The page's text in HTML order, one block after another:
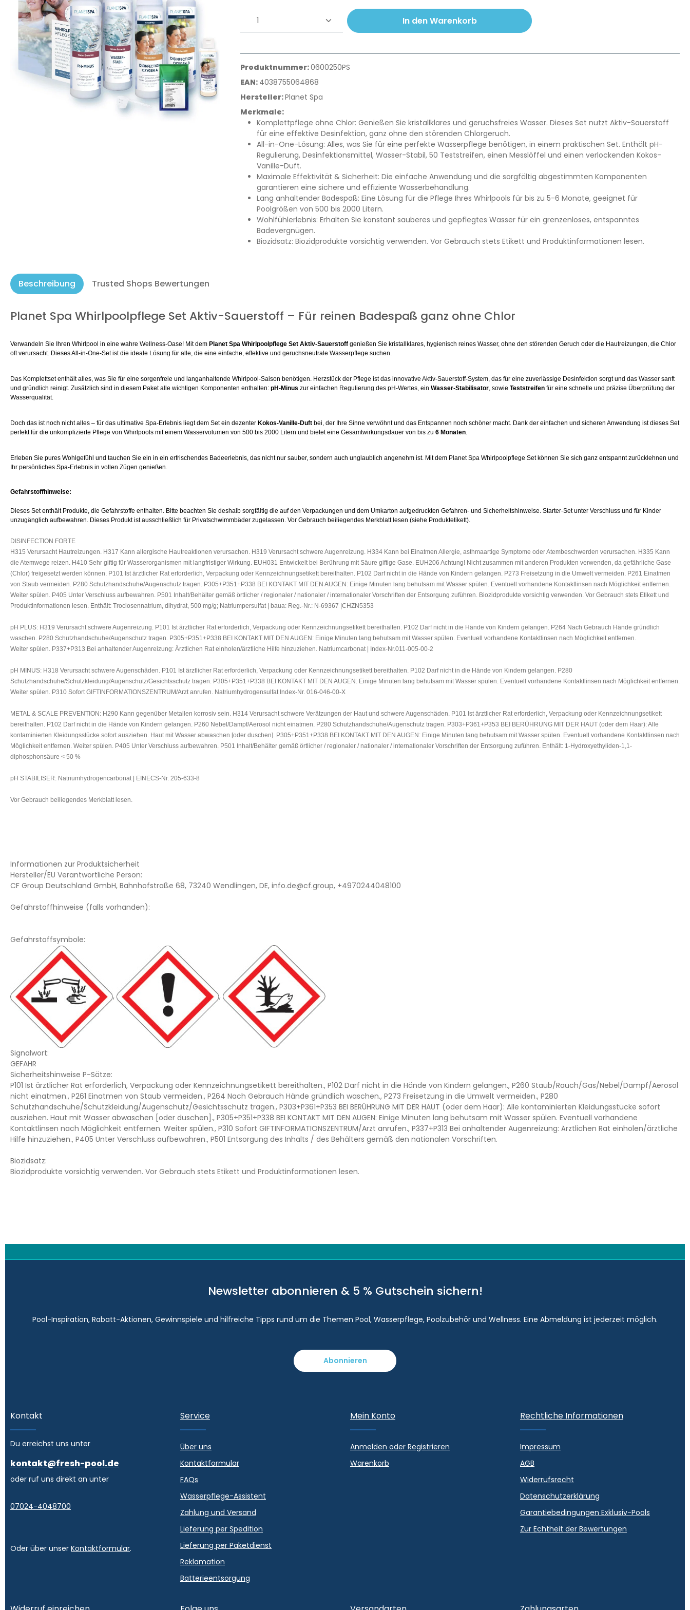
Produkt Anzahl: Gib den gewünschten Wert ein oder benutze die
In den Warenkorb
Produktnummer:0600250PS
EAN: 4038755064868
Hersteller:Planet Spa
Merkmale:
Komplettpflege ohne Chlor: Genießen Sie kristallklares und geruchsfreies Wasser. Dieses Set nutzt Aktiv-Sauerstoff
für eine effektive Desinfektion, ganz ohne den störenden Chlorgeruch.
All-in-One-Lösung: Alles, was Sie für eine perfekte Wasserpflege benötigen, in einem praktischen Set. Enthält pH-
Regulierung, Desinfektionsmittel, Wasser-Stabil, 50 Teststreifen, einen Messlöffel und einen verlockenden Kokos-
Vanille-Duft.
Maximale Effektivität & Sicherheit: Die einfache Anwendung und die sorgfältig abgestimmten Komponenten
garantieren eine sichere und effiziente Wasserbehandlung.
Lang anhaltender Badespaß: Eine Lösung für die Pflege Ihres Whirlpools für bis zu 5-6 Monate, geeignet für
Poolgrößen von 500 bis 2000 Litern.
Wohlfühlerlebnis: Erhalten Sie konstant sauberes und gepflegtes Wasser für ein grenzenloses, entspanntes
Badevergnügen.
Biozidsatz: Biozidprodukte vorsichtig verwenden. Vor Gebrauch stets Etikett und Produktinformationen lesen.
Beschreibung Trusted Shops Bewertungen
Planet Spa Whirlpoolpflege Set Aktiv-Sauerstoff – Für reinen Badespaß ganz ohne Chlor
Verwandeln Sie Ihren Whirlpool in eine wahre Wellness-Oase! Mit dem Planet Spa Whirlpoolpflege Set Aktiv-Sauerstoff genießen Sie kristallklares, hygienisch reines Wasser, ohne den störenden Geruch oder die Hautreizungen, die Chlor
oft verursacht. Dieses All-in-One-Set ist die ideale Lösung für alle, die eine einfache, effektive und geruchsneutrale Wasserpflege suchen.
Das Komplettset enthält alles, was Sie für eine sorgenfreie und langanhaltende Whirlpool-Saison benötigen. Herzstück der Pflege ist das innovative Aktiv-Sauerstoff-System, das für eine zuverlässige Desinfektion sorgt und das Wasser sanft
und gründlich reinigt. Zusätzlich sind in diesem Paket alle wichtigen Komponenten enthalten: pH-Minus zur einfachen Regulierung des pH-Wertes, ein Wasser-Stabilisator, sowie Teststreifen für eine schnelle und präzise Überprüfung der
Wasserqualität.
Doch das ist noch nicht alles – für das ultimative Spa-Erlebnis liegt dem Set ein dezenter Kokos-Vanille-Duft bei, der Ihre Sinne verwöhnt und das Entspannen noch schöner macht. Dank der einfachen und sicheren Anwendung ist dieses Set
perfekt für die unkomplizierte Pflege von Whirlpools mit einem Wasservolumen von 500 bis 2000 Litern und bietet eine Gesamtwirkungsdauer von bis zu 6 Monaten.
Erleben Sie pures Wohlgefühl und tauchen Sie ein in ein erfrischendes Badeerlebnis, das nicht nur sauber, sondern auch unglaublich angenehm ist. Mit dem Planet Spa Whirlpoolpflege Set können Sie sich ganz entspannt zurücklehnen und
Ihr persönliches Spa-Erlebnis in vollen Zügen genießen.
Gefahrstoffhinweise:
Dieses Set enthält Produkte, die Gefahrstoffe enthalten. Bitte beachten Sie deshalb sorgfältig die auf den Verpackungen und dem Umkarton aufgedruckten Gefahren- und Sicherheitshinweise. Starter-Set unter Verschluss und für Kinder
unzugänglich aufbewahren. Dieses Produkt ist ausschließlich für Privatschwimmbäder zugelassen. Vor Gebrauch beiliegendes Merkblatt lesen (siehe Produktetikett).
DISINFECTION FORTE
H315 Verursacht Hautreizungen. H317 Kann allergische Hautreaktionen verursachen. H319 Verursacht schwere Augenreizung. H334 Kann bei Einatmen Allergie, asthmaartige Symptome oder Atembeschwerden verursachen. H335 Kann
die Atemwege reizen. H410 Sehr giftig für Wasserorganismen mit langfristiger Wirkung. EUH031 Entwickelt bei Berührung mit Säure giftige Gase. EUH206 Achtung! Nicht zusammen mit anderen Produkten verwenden, da gefährliche Gase
(Chlor) freigesetzt werden können. P101 Ist ärztlicher Rat erforderlich, Verpackung oder Kennzeichnungsetikett bereithalten. P102 Darf nicht in die Hände von Kindern gelangen. P273 Freisetzung in die Umwelt vermeiden. P261 Einatmen
von Staub vermeiden. P280 Schutzhandschuhe/Augenschutz tragen. P305+P351+P338 BEI KONTAKT MIT DEN AUGEN: Einige Minuten lang behutsam mit Wasser spülen. Eventuell vorhandene Kontaktlinsen nach Möglichkeit entfernen.
Weiter spülen. P405 Unter Verschluss aufbewahren. P501 Inhalt/Behälter gemäß örtlicher / regionaler / nationaler / internationaler Vorschriften der Entsorgung zuführen. Biozidprodukte vorsichtig verwenden. Vor Gebrauch stets Etikett und
Produktinformationen lesen. Enthält: Troclosennatrium, dihydrat, 500 mg/g; Natriumpersulfat | baua: Reg.-Nr.: N-69367 |CHZN5353
pH PLUS: H319 Verursacht schwere Augenreizung. P101 Ist ärztlicher Rat erforderlich, Verpackung oder Kennzeichnungsetikett bereithalten. P102 Darf nicht in die Hände von Kindern gelangen. P264 Nach Gebrauch Hände gründlich
waschen. P280 Schutzhandschuhe/Augenschutz tragen. P305+P351+P338 BEI KONTAKT MIT DEN AUGEN: Einige Minuten lang behutsam mit Wasser spülen. Eventuell vorhandene Kontaktlinsen nach Möglichkeit entfernen.
Weiter spülen. P337+P313 Bei anhaltender Augenreizung: Ärztlichen Rat einholen/ärztliche Hilfe hinzuziehen. Natriumcarbonat | Index-Nr.011-005-00-2
pH MINUS: H318 Verursacht schwere Augenschäden. P101 Ist ärztlicher Rat erforderlich, Verpackung oder Kennzeichnungsetikett bereithalten. P102 Darf nicht in die Hände von Kindern gelangen. P280
Schutzhandschuhe/Schutzkleidung/Augenschutz/Gesichtsschutz tragen. P305+P351+P338 BEI KONTAKT MIT DEN AUGEN: Einige Minuten lang behutsam mit Wasser spülen. Eventuell vorhandene Kontaktlinsen nach Möglichkeit entfernen.
Weiter spülen. P310 Sofort GIFTINFORMATIONSZENTRUM/Arzt anrufen. Natriumhydrogensulfat Index-Nr. 016-046-00-X
METAL & SCALE PREVENTION: H290 Kann gegenüber Metallen korrosiv sein. H314 Verursacht schwere Verätzungen der Haut und schwere Augenschäden. P101 Ist ärztlicher Rat erforderlich, Verpackung oder Kennzeichnungsetikett
bereithalten. P102 Darf nicht in die Hände von Kindern gelangen. P260 Nebel/Dampf/Aerosol nicht einatmen. P280 Schutzhandschuhe/Augenschutz tragen. P303+P361+P353 BEI BERÜHRUNG MIT DER HAUT (oder dem Haar): Alle
kontaminierten Kleidungsstücke sofort ausziehen. Haut mit Wasser abwaschen [oder duschen]. P305+P351+P338 BEI KONTAKT MIT DEN AUGEN: Einige Minuten lang behutsam mit Wasser spülen. Eventuell vorhandene Kontaktlinsen nach
Möglichkeit entfernen. Weiter spülen. P405 Unter Verschluss aufbewahren. P501 Inhalt/Behälter gemäß örtlicher / regionaler / nationaler / internationaler Vorschriften der Entsorgung zuführen. Enthält: 1-Hydroxyethyliden-1,1-
diphosphonsäure < 50 %
pH STABILISER: Natriumhydrogencarbonat | EINECS-Nr. 205-633-8
Vor Gebrauch beiliegendes Merkblatt lesen.
Informationen zur Produktsicherheit
Hersteller/EU Verantwortliche Person:
CF Group Deutschland GmbH, Bahnhofstraße 68, 73240 Wendlingen, DE, info.de@cf.group, +4970244048100
Gefahrstoffhinweise (falls vorhanden):
Gefahrstoffsymbole:
, ,
Signalwort:
GEFAHR
Sicherheitshinweise P-Sätze:
P101 Ist ärztlicher Rat erforderlich, Verpackung oder Kennzeichnungsetikett bereithalten., P102 Darf nicht in die Hände von Kindern gelangen., P260 Staub/Rauch/Gas/Nebel/Dampf/Aerosol
nicht einatmen., P261 Einatmen von Staub vermeiden., P264 Nach Gebrauch Hände gründlich waschen., P273 Freisetzung in die Umwelt vermeiden., P280
Schutzhandschuhe/Schutzkleidung/Augenschutz/Gesichtsschutz tragen., P303+P361+P353 BEI BERÜHRUNG MIT DER HAUT (oder dem Haar): Alle kontaminierten Kleidungsstücke sofort
ausziehen. Haut mit Wasser abwaschen [oder duschen]., P305+P351+P338 BEI KONTAKT MIT DEN AUGEN: Einige Minuten lang behutsam mit Wasser spülen. Eventuell vorhandene
Kontaktlinsen nach Möglichkeit entfernen. Weiter spülen., P310 Sofort GIFTINFORMATIONSZENTRUM/Arzt anrufen., P337+P313 Bei anhaltender Augenreizung: Ärztlichen Rat einholen/ärztliche
Hilfe hinzuziehen., P405 Unter Verschluss aufbewahren., P501 Entsorgung des Inhalts / des Behälters gemäß den nationalen Vorschriften.
Biozidsatz:
Biozidprodukte vorsichtig verwenden. Vor Gebrauch stets Etikett und Produktinformationen lesen.
Newsletter abonnieren & 5 % Gutschein sichern!
Pool-Inspiration, Rabatt-Aktionen, Gewinnspiele und hilfreiche Tipps rund um die Themen Pool, Wasserpflege, Poolzubehör und Wellness. Eine Abmeldung ist jederzeit möglich.
Abonnieren
Kontakt
Du erreichst uns unter
kontakt@fresh-pool.de
oder ruf uns direkt an unter
07024-4048700
Oder über unser Kontaktformular.
Service
Über uns
Kontaktformular
FAQs
Wasserpflege-Assistent
Zahlung und Versand
Lieferung per Spedition
Lieferung per Paketdienst
Reklamation
Batterieentsorgung
Mein Konto
Anmelden oder Registrieren
Warenkorb
Rechtliche Informationen
Impressum
AGB
Widerrufsrecht
Datenschutzerklärung
Garantiebedingungen Exklusiv-Pools
Zur Echtheit der Bewertungen